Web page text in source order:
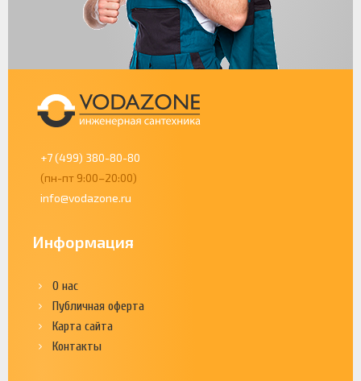
+7 (499) 380-80-80
(пн-пт 9:00–20:00)
info@vodazone.ru
Информация
О нас
Публичная оферта
Карта сайта
Контакты